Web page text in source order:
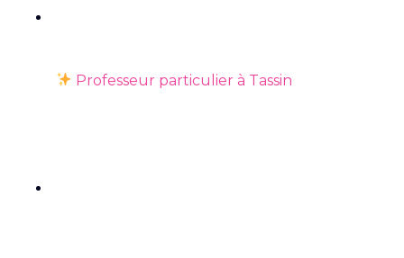
Professeur particulier à Tassin